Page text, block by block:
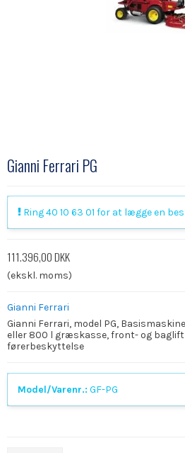
Gianni Ferrari PG
Ring 40 10 63 01 for at lægge en
111.396,00 DKK
(ekskl. moms)
Gianni Ferrari
Gianni Ferrari, model PG,
eller 800 l græskasse, front- og
førerbeskyttelse
Model/Varenr.: GF-PG